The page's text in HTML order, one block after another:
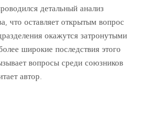
детальный анализ
что оставляет открытым вопрос
окажутся затронутыми
широкие последствия этого
вопросы среди союзников
автор.